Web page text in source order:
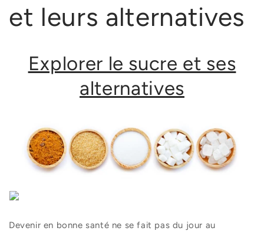
et leurs alternatives
Explorer le sucre et ses
alternatives
Devenir en bonne santé ne se fait pas du jour au